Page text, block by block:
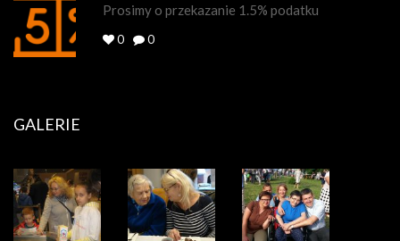
Prosimy o przekazanie 1.5% podatku
0 0
GALERIE